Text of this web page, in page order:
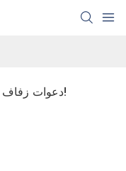
دعوات زفاف أكريليك الحديثة: أنيقة ، خالدة ، لا تنسى!